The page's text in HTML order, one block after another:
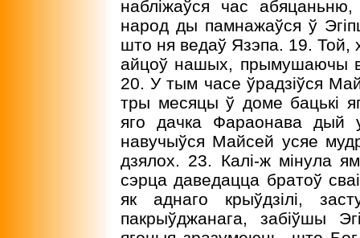
набліжаўся час
народ ды памнажаўся ў
што ня ведаў Язэпа. 19. Той,
айцоў нашых, прымушаючы
20. У тым часе ўрадзіўся
тры месяцы ў доме бацькі
яго дачка Фараонава дый
навучыўся Майсей усяе
дзялох. 23. Калі-ж мінула
сэрца даведацца братоў
як аднаго крыўдзілі,
пакрыўджанага, забіўшы